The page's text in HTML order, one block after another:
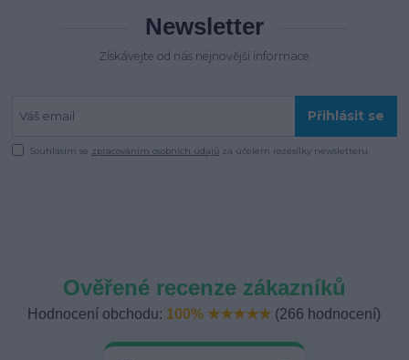
Newsletter
Získávejte od nás nejnovější informace
Přihlásit se
Souhlasím se zpracováním osobních údajů za účelem rozesílky newsletteru.
Ověřené recenze zákazníků
Hodnocení obchodu: 100% ★★★★★ (266 hodnocení)